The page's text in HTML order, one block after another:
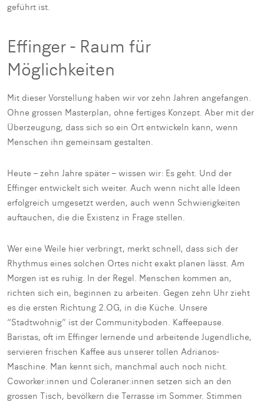
geführt ist.
Effinger - Raum für
Möglichkeiten
Mit dieser Vorstellung haben wir vor zehn Jahren angefangen.
Ohne grossen Masterplan, ohne fertiges Konzept. Aber mit der
Überzeugung, dass sich so ein Ort entwickeln kann, wenn
Menschen ihn gemeinsam gestalten.
Heute – zehn Jahre später – wissen wir: Es geht. Und der
Effinger entwickelt sich weiter. Auch wenn nicht alle Ideen
erfolgreich umgesetzt werden, auch wenn Schwierigkeiten
auftauchen, die die Existenz in Frage stellen.
Wer eine Weile hier verbringt, merkt schnell, dass sich der
Rhythmus eines solchen Ortes nicht exakt planen lässt. Am
Morgen ist es ruhig. In der Regel. Menschen kommen an,
richten sich ein, beginnen zu arbeiten. Gegen zehn Uhr zieht
es die ersten Richtung 2.OG, in die Küche. Unsere
“Stadtwohnig” ist der Communityboden. Kaffeepause.
Baristas, oft im Effinger lernende und arbeitende Jugendliche,
servieren frischen Kaffee aus unserer tollen Adrianos-
Maschine. Man kennt sich, manchmal auch noch nicht.
Coworker:innen und Coleraner:innen setzen sich an den
grossen Tisch, bevölkern die Terrasse im Sommer. Stimmen